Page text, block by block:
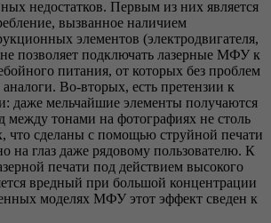
недостатков. Первым из них является
вызванное наличием
элементов (электродвигателя,
позволяет подключать лазерные МФУ к
питания, от которых без проблем
Во-вторых, есть претензии к
даже мельчайшие элементы получаются
между тонами на фотографиях не столь
что сделаны с помощью струйной печати
на глаз даже рядовому пользователю. К
печати под действием высокого
вредный при большой концентрации
моделях МФУ этот эффект сведен к